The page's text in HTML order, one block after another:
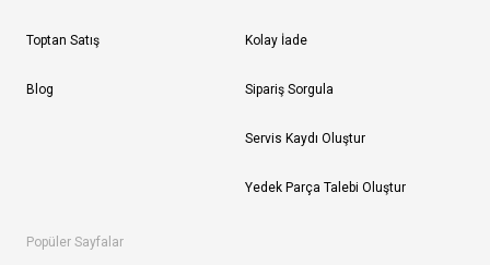
Toptan Satış
Blog
Kolay İade
Sipariş Sorgula
Servis Kaydı Oluştur
Yedek Parça Talebi Oluştur
Popüler Sayfalar